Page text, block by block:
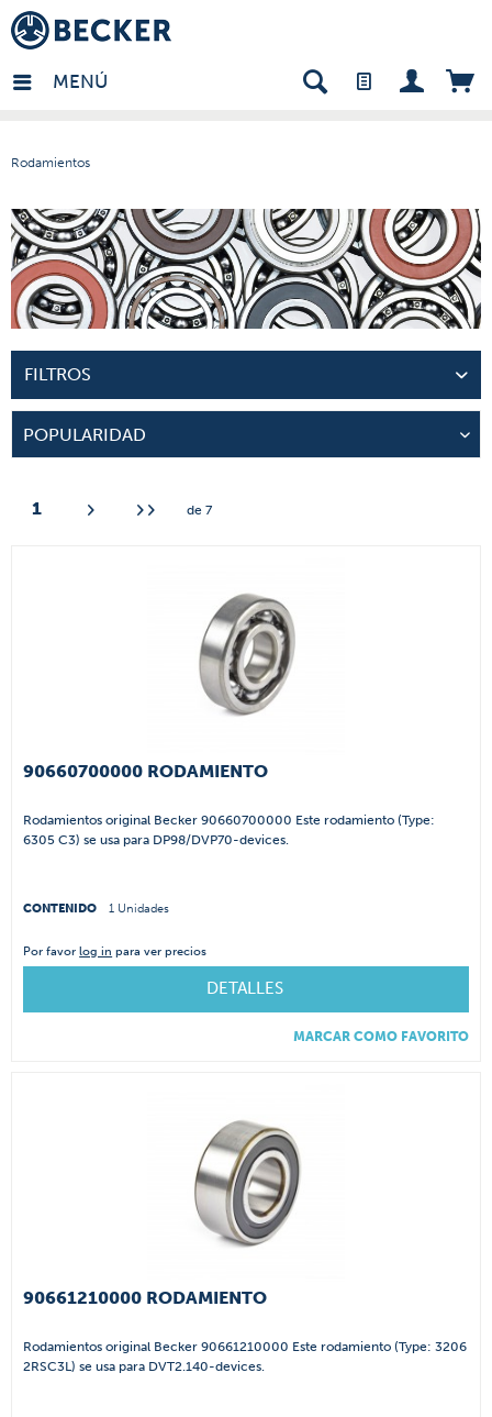
MENÚ
Rodamientos
- ES
FILTROS
1 de 7
90660700000 RODAMIENTO
Rodamientos original Becker 90660700000 Este rodamiento (Type:
6305 C3) se usa para DP98/DVP70-devices.
CONTENIDO 1 Unidades
Por favorlog in para ver precios
DETALLES
MARCAR COMO FAVORITO
90661210000 RODAMIENTO
Rodamientos original Becker 90661210000 Este rodamiento (Type: 3206
2RSC3L) se usa para DVT2.140-devices.